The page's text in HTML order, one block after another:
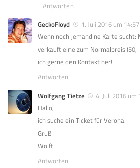
Antworten
GeckoFloyd
1. Juli 2016 um
Wenn noch jemand ne Karte sucht:
verkauft eine zum Normalpreis
ich gerne den Kontakt her!
Antworten
Wolfgang Tietze
4. Juli 2016 um
Hallo,
ich suche ein Ticket für Verona.
Gruß
Wolft
Antworten